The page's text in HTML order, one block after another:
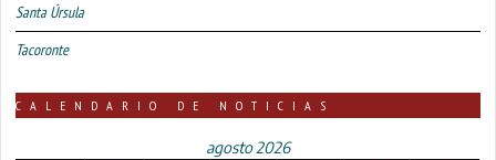
Santa Úrsula
Tacoronte
CALENDARIO DE NOTICIAS
agosto 2026